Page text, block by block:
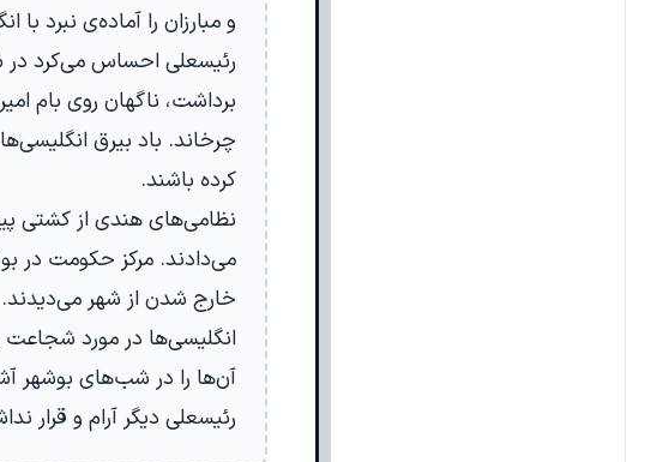
و مبارزان را آماده‌ی نبرد با
رئیسعلی احساس می‌کرد در
برداشت، ناگهان روی بام
چرخاند. باد بیرق
کرده باشند.
نظامی‌های هندی از کشتی
می‌دادند. مرکز حکومت در
خارج شدن از شهر می‌دیدند.
انگلیسی‌ها در مورد شجاعت
آن‌ها را در شب‌های بوشهر
رئیسعلی دیگر آرام و قرار